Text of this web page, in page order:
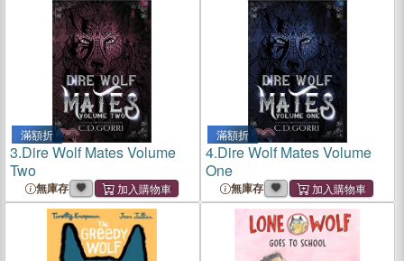
滿額折
3.Dire Wolf Mates Volume
Two
無庫存
滿額折
4.Dire Wolf Mates Volume
One
無庫存